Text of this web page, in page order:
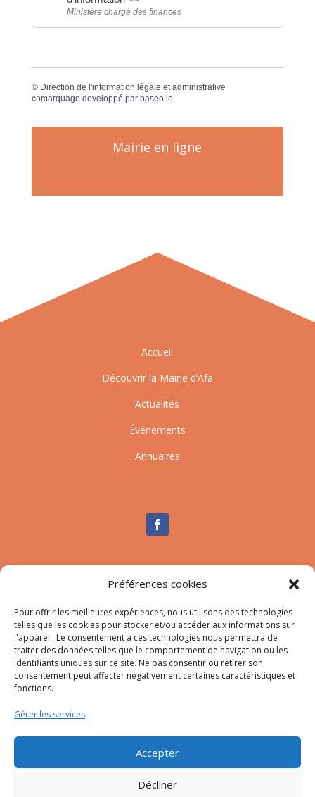
Préférences cookies
Pour offrir les meilleures expériences, nous utilisons des technologies
telles que les cookies pour stocker et/ou accéder aux informations sur
l'appareil. Le consentement à ces technologies nous permettra de
traiter des données telles que le comportement de navigation ou les
identifiants uniques sur ce site. Ne pas consentir ou retirer son
consentement peut affecter négativement certaines caractéristiques et
fonctions.
Gérer les services
Accepter
Décliner
Ministère chargé des finances
© Direction de l'information légale et administrative
comarquage developpé par baseo.io
Mairie en ligne
Accueil
Découvrir la Mairie d’Afa
Actualités
Événements
Annuaires
Nous contacter
Mail:secretariat-mairie@afa.corsica
Adresse :785 Strada d’Afà – Merria 20167 Afa
© 2023 Mairie d’Afa – Réalisation